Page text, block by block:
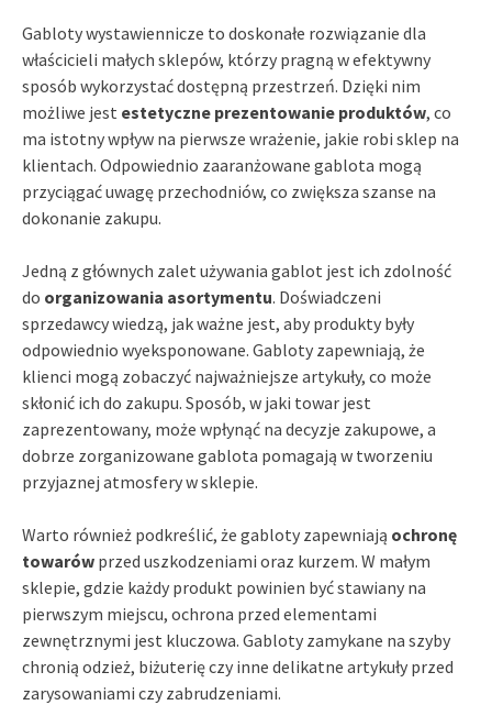
Gabloty wystawiennicze to doskonałe rozwiązanie dla
właścicieli małych sklepów, którzy pragną w efektywny
sposób wykorzystać dostępną przestrzeń. Dzięki nim
możliwe jest estetyczne prezentowanie produktów, co
ma istotny wpływ na pierwsze wrażenie, jakie robi sklep na
klientach. Odpowiednio zaaranżowane gablota mogą
przyciągać uwagę przechodniów, co zwiększa szanse na
dokonanie zakupu.
Jedną z głównych zalet używania gablot jest ich zdolność
do organizowania asortymentu. Doświadczeni
sprzedawcy wiedzą, jak ważne jest, aby produkty były
odpowiednio wyeksponowane. Gabloty zapewniają, że
klienci mogą zobaczyć najważniejsze artykuły, co może
skłonić ich do zakupu. Sposób, w jaki towar jest
zaprezentowany, może wpłynąć na decyzje zakupowe, a
dobrze zorganizowane gablota pomagają w tworzeniu
przyjaznej atmosfery w sklepie.
Warto również podkreślić, że gabloty zapewniają ochronę
towarów przed uszkodzeniami oraz kurzem. W małym
sklepie, gdzie każdy produkt powinien być stawiany na
pierwszym miejscu, ochrona przed elementami
zewnętrznymi jest kluczowa. Gabloty zamykane na szyby
chronią odzież, biżuterię czy inne delikatne artykuły przed
zarysowaniami czy zabrudzeniami.